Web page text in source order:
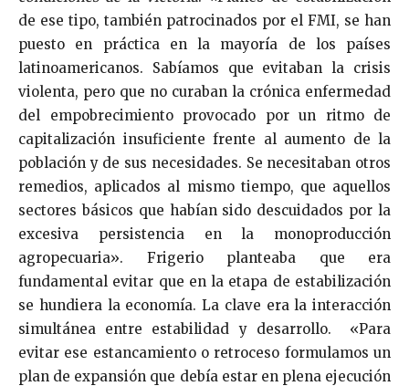
de ese tipo, también patrocinados por el FMI, se han
puesto en práctica en la mayoría de los países
latinoamericanos. Sabíamos que evitaban la crisis
violenta, pero que no curaban la crónica enfermedad
del empobrecimiento provocado por un ritmo de
capitalización insuficiente frente al aumento de la
población y de sus necesidades. Se necesitaban otros
remedios, aplicados al mismo tiempo, que aquellos
sectores básicos que habían sido descuidados por la
excesiva persistencia en la monoproducción
agropecuaria». Frigerio planteaba que era
fundamental evitar que en la etapa de estabilización
se hundiera la economía. La clave era la interacción
simultánea entre estabilidad y desarrollo. «Para
evitar ese estancamiento o retroceso formulamos un
plan de expansión que debía estar en plena ejecución